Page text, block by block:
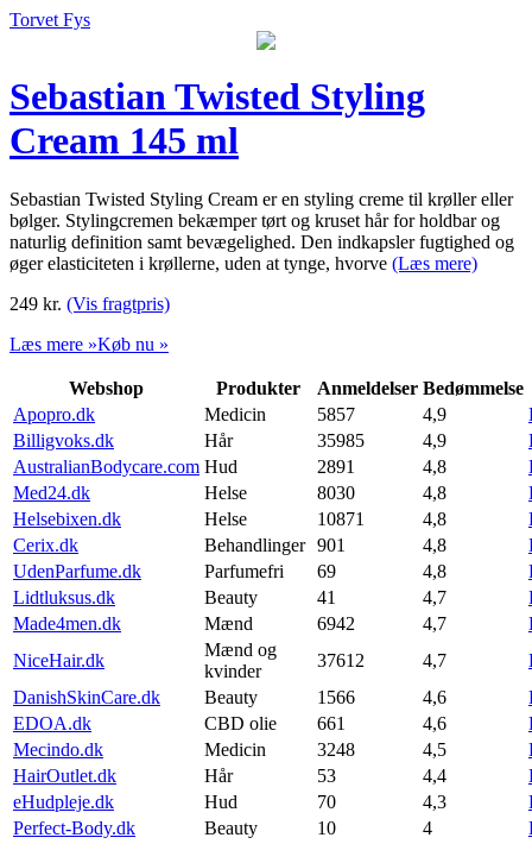
Torvet Fys
Sebastian Twisted Styling
Cream 145 ml
Sebastian Twisted Styling Cream er en styling creme til krøller eller
bølger. Stylingcremen bekæmper tørt og kruset hår for holdbar og
naturlig definition samt bevægelighed. Den indkapsler fugtighed og
øger elasticiteten i krøllerne, uden at tynge, hvorve (Læs mere)
249 kr. (Vis fragtpris)
Læs mere »Køb nu »
Webshop Produkter Anmeldelser Bedømmelse
Apopro.dk
Medicin 5857 4,9
Billigvoks.dk
Hår 35985 4,9
AustralianBodycare.com Hud 2891 4,8
Med24.dk
Helse 8030 4,8
Helsebixen.dk
Helse 10871 4,8
Cerix.dk
Behandlinger 901 4,8
UdenParfume.dk
Parfumefri 69 4,8
Lidtluksus.dk
Beauty 41 4,7
Made4men.dk
Mænd 6942 4,7
NiceHair.dk
Mænd og
kvinder
37612 4,7
DanishSkinCare.dk
Beauty 1566 4,6
EDOA.dk
CBD olie 661 4,6
Mecindo.dk
Medicin 3248 4,5
HairOutlet.dk
Hår 53 4,4
eHudpleje.dk
Hud 70 4,3
Perfect-Body.dk
Beauty 10 4